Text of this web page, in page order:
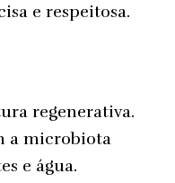
e respeitosa.
regenerativa.
a microbiota
e água.